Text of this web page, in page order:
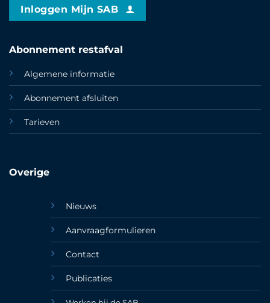
Inloggen Mijn SAB
Abonnement restafval
Algemene informatie
Abonnement afsluiten
Tarieven
Overige
Nieuws
Aanvraagformulieren
Contact
Publicaties